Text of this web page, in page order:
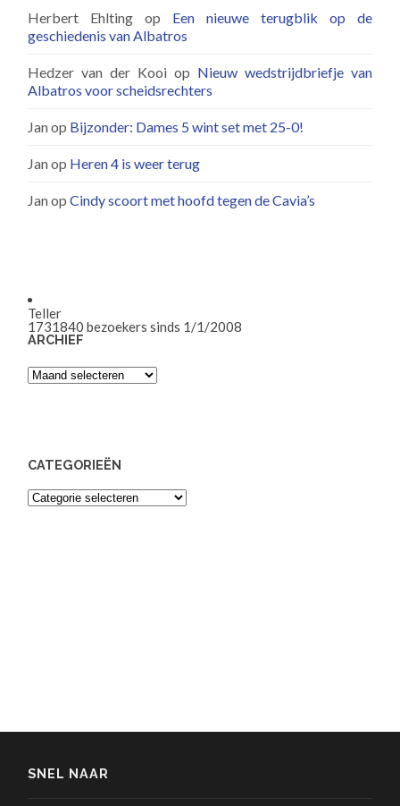
Herbert Ehlting op Een nieuwe terugblik op de
geschiedenis van Albatros
Hedzer van der Kooi op Nieuw wedstrijdbriefje van
Albatros voor scheidsrechters
Janop Bijzonder: Dames 5 wint set met 25-0!
Janop Heren 4 is weer terug
JanopCindy scoort met hoofd tegen de Cavia’s
Teller
1731840 bezoekers sinds 1/1/2008
ARCHIEF
Archief
CATEGORIEËN
Categorieën
SNEL NAAR